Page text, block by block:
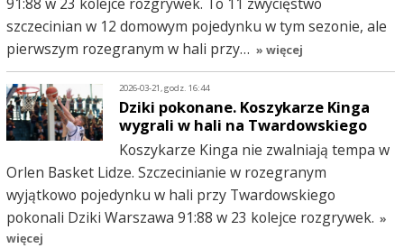
szczecinian w 12 domowym pojedynku w tym sezonie, ale
pierwszym rozegranym w hali przy… » więcej
2026-03-21, godz. 16:44
Dziki pokonane. Koszykarze Kinga
wygrali w hali na Twardowskiego
Koszykarze Kinga nie zwalniają tempa w
Orlen Basket Lidze. Szczecinianie w rozegranym
wyjątkowo pojedynku w hali przy Twardowskiego
pokonali Dziki Warszawa 91:88 w 23 kolejce rozgrywek. »
więcej